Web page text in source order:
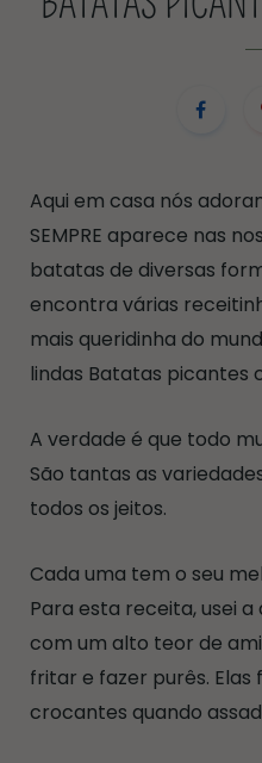
Aqui em casa nós
SEMPRE aparece nas
batatas de diversas
encontra várias
mais queridinha do
lindas Batatas picantes
A verdade é que todo
São tantas as
todos os jeitos.
Cada uma tem o seu
Para esta receita, usei
com um alto teor de
fritar e fazer purês. Elas
crocantes quando